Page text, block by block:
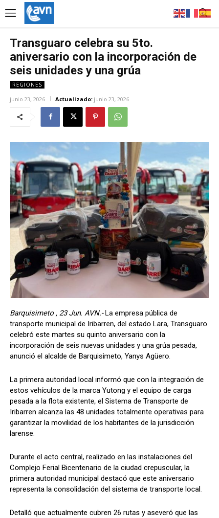
Transguaro celebra su 5to.
aniversario con la incorporación de
seis unidades y una grúa
REGIONES
junio 23, 2026 Actualizado: junio 23, 2026
Barquisimeto , 23 Jun. AVN.-La empresa pública de
transporte municipal de Iribarren, del estado Lara, Transguaro
celebró este martes su quinto aniversario con la
incorporación de seis nuevas unidades y una grúa pesada,
anunció el alcalde de Barquisimeto, Yanys Agüero.
La primera autoridad local informó que con la integración de
estos vehículos de la marca Yutong y el equipo de carga
pesada a la flota existente, el Sistema de Transporte de
Iribarren alcanza las 48 unidades totalmente operativas para
garantizar la movilidad de los habitantes de la jurisdicción
larense.
​Durante el acto central, realizado en las instalaciones del
Complejo Ferial Bicentenario de la ciudad crepuscular, la
primera autoridad municipal destacó que este aniversario
representa la consolidación del sistema de transporte local.
Detalló que actualmente cubren 26 rutas y aseveró que las